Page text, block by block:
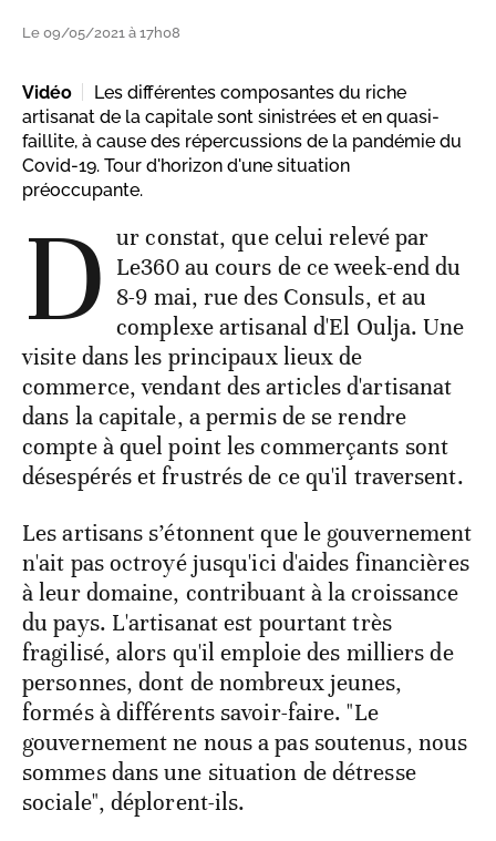
Le 09/05/2021 à 17h08
Vidéo
Les différentes composantes du riche
artisanat de la capitale sont sinistrées et en quasi-
faillite, à cause des répercussions de la pandémie du
Covid-19. Tour d'horizon d'une situation
préoccupante.
D ur constat, que celui relevé par
Le360 au cours de ce week-end du
8-9 mai, rue des Consuls, et au
complexe artisanal d'El Oulja. Une
visite dans les principaux lieux de
commerce, vendant des articles d'artisanat
dans la capitale, a permis de se rendre
compte à quel point les commerçants sont
désespérés et frustrés de ce qu'il traversent.
Les artisans s’étonnent que le gouvernement
n'ait pas octroyé jusqu'ici d'aides financières
à leur domaine, contribuant à la croissance
du pays. L'artisanat est pourtant très
fragilisé, alors qu'il emploie des milliers de
personnes, dont de nombreux jeunes,
formés à différents savoir-faire. "Le
gouvernement ne nous a pas soutenus, nous
sommes dans une situation de détresse
sociale", déplorent-ils.